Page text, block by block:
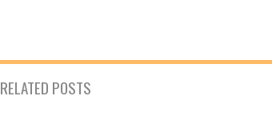
RELATED POSTS